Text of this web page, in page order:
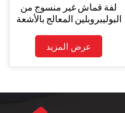
لفة قماش غير منسوج من
البوليبروبلين المعالج بالأشعة
عرض المزيد